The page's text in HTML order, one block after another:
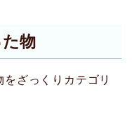
物
ざっくりカテゴリ